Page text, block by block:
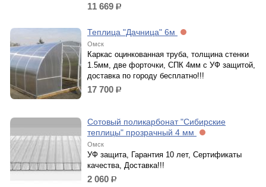
11 669 р.
Теплица "Дачница" 6м
Омск
Каркас оцинкованная труба, толщина стенки
1.5мм, две форточки, СПК 4мм с УФ защитой,
доставка по городу бесплатно!!!
17 700 р.
Сотовый поликарбонат "Сибирские
теплицы" прозрачный 4 мм
Омск
УФ защита, Гарантия 10 лет, Сертификаты
качества, Доставка!!!
2 060 р.